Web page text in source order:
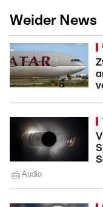
Weider News
Audio